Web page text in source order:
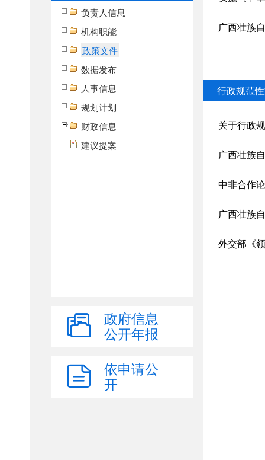
负责人信息
机构职能
政策文件
数据发布
人事信息
规划计划
财政信息
建议提案
政府信息
公开年报
依申请公
开